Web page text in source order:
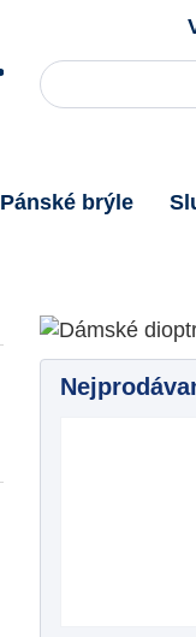
Pánské brýle